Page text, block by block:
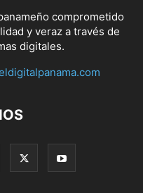
comprometido
y veraz a través de
digitales.